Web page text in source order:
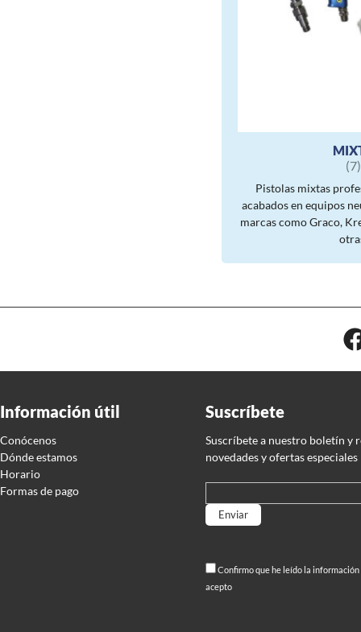
(7)
Pistolas mixtas
acabados en equipos
marcas como Graco,
Información útil
Conócenos
Dónde estamos
Horario
Formas de pago
Suscríbete
Suscríbete a nuestro boletín y
novedades y ofertas especiales
Confirmo que he leído la
acepto